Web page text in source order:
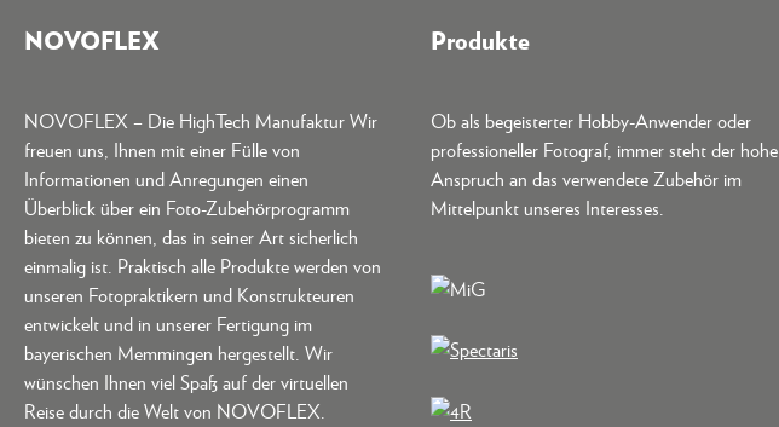
NOVOFLEX
NOVOFLEX – Die HighTech Manufaktur Wir
freuen uns, Ihnen mit einer Fülle von
Informationen und Anregungen einen
Überblick über ein Foto-Zubehörprogramm
bieten zu können, das in seiner Art sicherlich
einmalig ist. Praktisch alle Produkte werden von
unseren Fotopraktikern und Konstrukteuren
entwickelt und in unserer Fertigung im
bayerischen Memmingen hergestellt. Wir
wünschen Ihnen viel Spaß auf der virtuellen
Reise durch die Welt von NOVOFLEX.
Produkte
Ob als begeisterter Hobby-Anwender oder
professioneller Fotograf, immer steht der hohe
Anspruch an das verwendete Zubehör im
Mittelpunkt unseres Interesses.